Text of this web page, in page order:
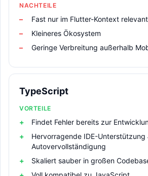
NACHTEILE
Fast nur im Flutter-Kontext relevant
Kleineres Ökosystem
Geringe Verbreitung außerhalb
TypeScript
VORTEILE
Findet Fehler bereits zur
Hervorragende IDE-Unterstützung
Autovervollständigung
Skaliert sauber in großen